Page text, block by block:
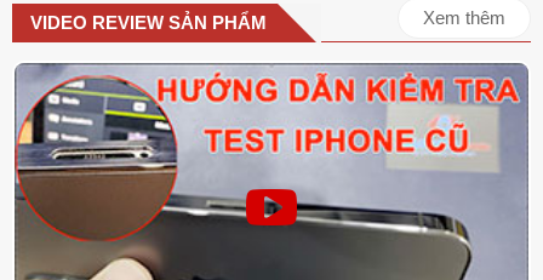
VIDEO REVIEW SẢN PHẨM Xem thêm